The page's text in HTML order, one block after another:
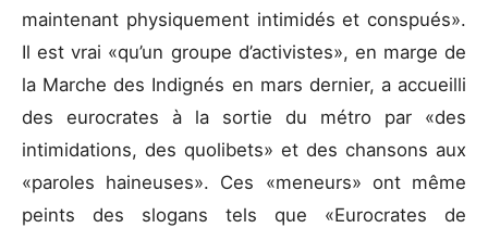
maintenant physiquement intimidés et conspués».
Il est vrai «qu’un groupe d’activistes», en marge de
la Marche des Indignés en mars dernier, a accueilli
des eurocrates à la sortie du métro par «des
intimidations, des quolibets» et des chansons aux
«paroles haineuses». Ces «meneurs» ont même
peints des slogans tels que «Eurocrates de